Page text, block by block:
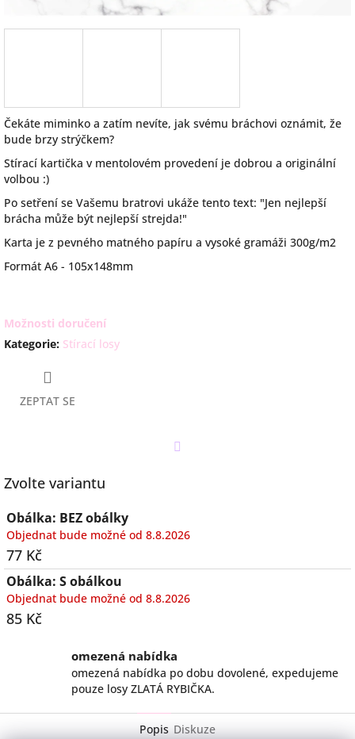
Čekáte miminko a zatím nevíte, jak svému bráchovi oznámit, že
bude brzy strýčkem?
Stírací kartička v mentolovém provedení je dobrou a originální
volbou :)
Po setření se Vašemu bratrovi ukáže tento text: "Jen nejlepší
brácha může být nejlepší strejda!"
Karta je z pevného matného papíru a vysoké gramáži 300g/m2
Formát A6 - 105x148mm
Možnosti doručení
Kategorie: Stírací losy
ZEPTAT SE
Zvolte variantu
Obálka: BEZ obálky
Objednat bude možné od 8.8.2026
77 Kč
Obálka: S obálkou
Objednat bude možné od 8.8.2026
85 Kč
omezená nabídka
omezená nabídka po dobu dovolené, expedujeme
pouze losy ZLATÁ RYBIČKA.
Popis Diskuze